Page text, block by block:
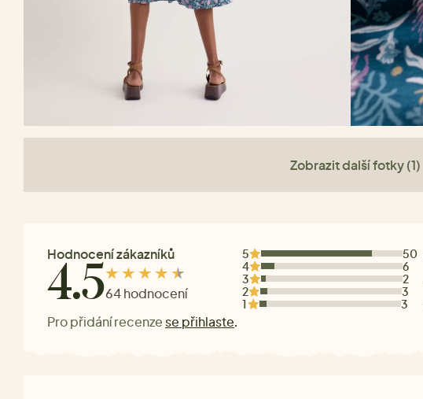
Zobrazit další fotky (1)
Hodnocení zákazníků
4.564 hodnocení
Pro přidání recenze se přihlaste.
5
50
4
6
3
2
2
3
1
3